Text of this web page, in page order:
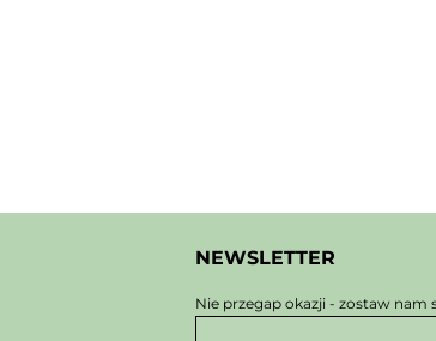
NEWSLETTER
Nie przegap okazji - zostaw nam